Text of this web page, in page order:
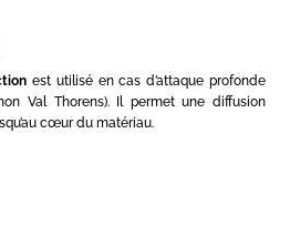
est utilisé en cas d’attaque profonde
Val Thorens). Il permet une diffusion
cœur du matériau.